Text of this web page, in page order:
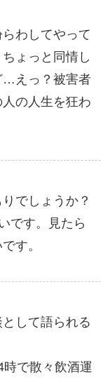
わしてやって
ょっと同情し
…えっ？被害者
の人生を狂わ
でしょうか？
です。見たら
す。
して語られる
時で散々飲酒運